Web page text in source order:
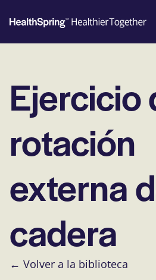
Ejercicio
rotación
externa
cadera
← Volver a la biblioteca